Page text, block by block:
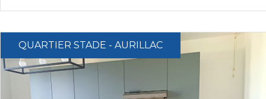
QUARTIER STADE - AURILLAC